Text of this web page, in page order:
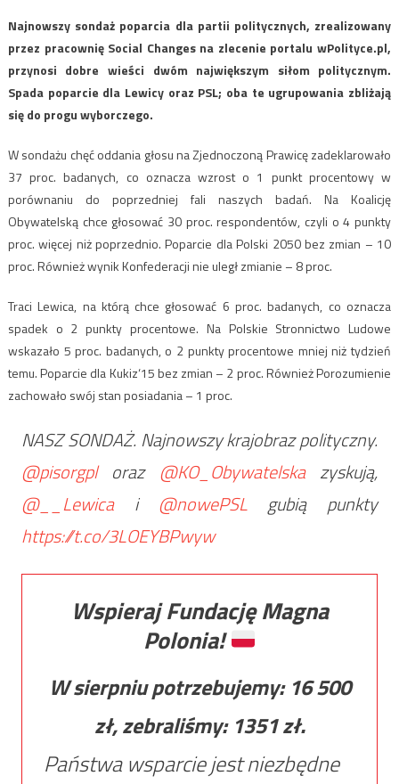
Najnowszy sondaż poparcia dla partii politycznych, zrealizowany
przez pracownię Social Changes na zlecenie portalu wPolityce.pl,
przynosi dobre wieści dwóm największym siłom politycznym.
Spada poparcie dla Lewicy oraz PSL; oba te ugrupowania zbliżają
się do progu wyborczego.
W sondażu chęć oddania głosu na Zjednoczoną Prawicę zadeklarowało
37 proc. badanych, co oznacza wzrost o 1 punkt procentowy w
porównaniu do poprzedniej fali naszych badań. Na Koalicję
Obywatelską chce głosować 30 proc. respondentów, czyli o 4 punkty
proc. więcej niż poprzednio. Poparcie dla Polski 2050 bez zmian – 10
proc. Również wynik Konfederacji nie uległ zmianie – 8 proc.
Traci Lewica, na którą chce głosować 6 proc. badanych, co oznacza
spadek o 2 punkty procentowe. Na Polskie Stronnictwo Ludowe
wskazało 5 proc. badanych, o 2 punkty procentowe mniej niż tydzień
temu. Poparcie dla Kukiz‘15 bez zmian – 2 proc. Również Porozumienie
zachowało swój stan posiadania – 1 proc.
NASZ SONDAŻ. Najnowszy krajobraz polityczny.
@pisorgploraz @KO_Obywatelskazyskują,
@__Lewicai @nowePSLgubią punkty
https://t.co/3LOEYBPwyw
Wspieraj Fundację Magna
Polonia!
W sierpniu potrzebujemy: 16 500
zł, zebraliśmy: 1351zł.
Państwa wsparcie jest niezbędne